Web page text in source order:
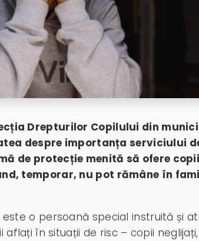
Drepturilor Copilului din
despre importanța serviciului
de protecție menită să ofere
temporar, nu pot rămâne în
o persoană special instruită și
în situații de risc – copii